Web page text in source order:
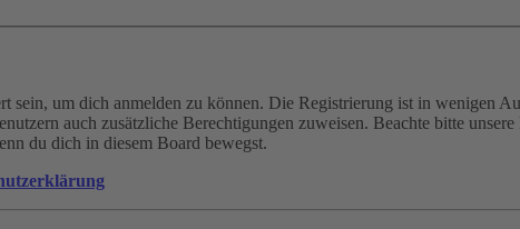
sein, um dich anmelden zu können. Die Registrierung ist in wenigen
auch zusätzliche Berechtigungen zuweisen. Beachte bitte
du dich in diesem Board bewegst.